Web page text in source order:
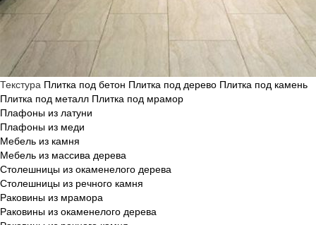
Текстура Плитка под бетон Плитка под дерево Плитка под камень
Плитка под металл Плитка под мрамор
Плафоны из латуни
Плафоны из меди
Мебель из камня
Мебель из массива дерева
Столешницы из окаменелого дерева
Столешницы из речного камня
Раковины из мрамора
Раковины из окаменелого дерева